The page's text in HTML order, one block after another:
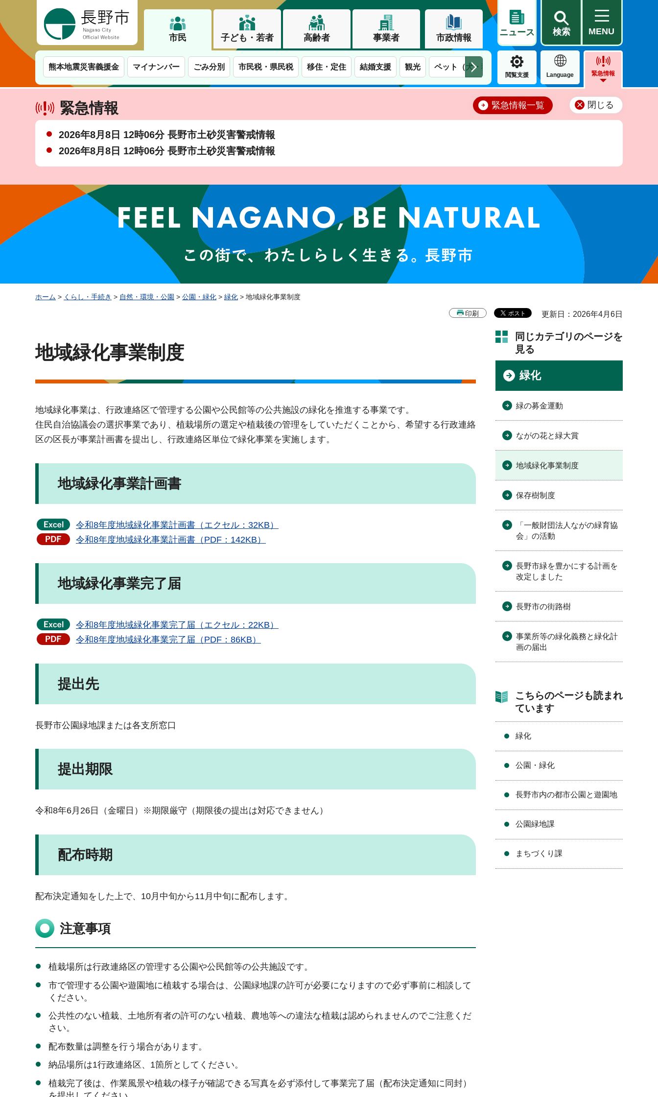
市民 子ども・若者 高齢者 事業者 市政情報
ニュース 検索 MENU
熊本地震災害義援金 マイナンバー ごみ分別 市民税・県民税 移住・定住 結婚支援 観光 ペット（犬・猫） 住民票・戸籍 公営住宅
閲覧支援 Language 緊急情報
緊急情報
2026年8月8日 12時06分 長野市土砂災害警戒情報
2026年8月8日 12時06分 長野市土砂災害警戒情報
緊急情報一覧 閉じる
この街で、わたしらしく生きる。長野市
ホーム > くらし・手続き > 自然・環境・公園 > 公園・緑化 > 緑化 > 地域緑化事業制度
印刷 更新日：2026年4月6日
地域緑化事業制度
地域緑化事業は、行政連絡区で管理する公園や公民館等の公共施設の緑化を推進する事業です。
住民自治協議会の選択事業であり、植栽場所の選定や植栽後の管理をしていただくことから、希望する行政連絡
区の区長が事業計画書を提出し、行政連絡区単位で緑化事業を実施します。
地域緑化事業計画書
令和8年度地域緑化事業計画書（エクセル：32KB）
令和8年度地域緑化事業計画書（PDF：142KB）
地域緑化事業完了届
令和8年度地域緑化事業完了届（エクセル：22KB）
令和8年度地域緑化事業完了届（PDF：86KB）
提出先
長野市公園緑地課または各支所窓口
提出期限
令和8年6月26日（金曜日）※期限厳守（期限後の提出は対応できません）
配布時期
配布決定通知をした上で、10月中旬から11月中旬に配布します。
注意事項
植栽場所は行政連絡区の管理する公園や公民館等の公共施設です。
市で管理する公園や遊園地に植栽する場合は、公園緑地課の許可が必要になりますので必ず事前に相談して
ください。
公共性のない植栽、土地所有者の許可のない植栽、農地等への違法な植栽は認められませんのでご注意くだ
さい。
配布数量は調整を行う場合があります。
納品場所は1行政連絡区、1箇所としてください。
植栽完了後は、作業風景や植栽の様子が確認できる写真を必ず添付して事業完了届（配布決定通知に同封）
同じカテゴリのページを
見る
緑化
緑の募金運動
ながの花と緑大賞
地域緑化事業制度
保存樹制度
「一般財団法人ながの緑育協
会」の活動
長野市緑を豊かにする計画を
改定しました
長野市の街路樹
事業所等の緑化義務と緑化計
画の届出
こちらのページも読まれ
ています
緑化
公園・緑化
長野市内の都市公園と遊園地
公園緑地課
まちづくり課